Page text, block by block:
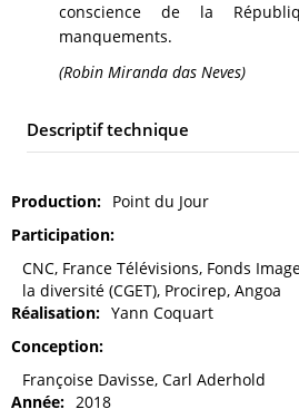
conscience de la
manquements.
(Robin Miranda das Neves)
Descriptif technique
Production
Point du Jour
Participation
CNC, France Télévisions, Fonds
la diversité (CGET), Procirep, Angoa
Réalisation
Yann Coquart
Conception
Françoise Davisse, Carl Aderhold
Année
2018